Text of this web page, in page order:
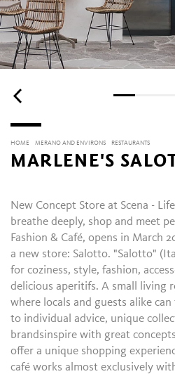
HOME MERANO AND ENVIRONS RESTAURANTS
MARLENE'S
New Concept Store at Scena -
breathe deeply, shop and meet
Fashion & Café, opens in March
a new store: Salotto. "Salotto"
for coziness, style, fashion,
delicious aperitifs. A small living
where locals and guests alike
to individual advice, unique
brandsinspire with great
offer a unique shopping
café works almost exclusively